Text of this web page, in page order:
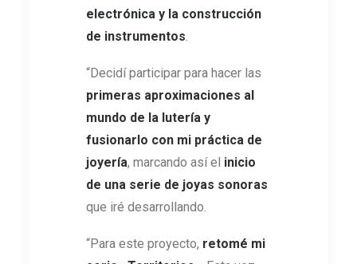
electrónica y la construcción
de instrumentos.
“Decidí participar para hacer las
primeras aproximaciones al
mundo de la lutería y
fusionarlo con mi práctica de
joyería, marcando así el inicio
de una serie de joyas sonoras
que iré desarrollando.
“Para este proyecto, retomé mi